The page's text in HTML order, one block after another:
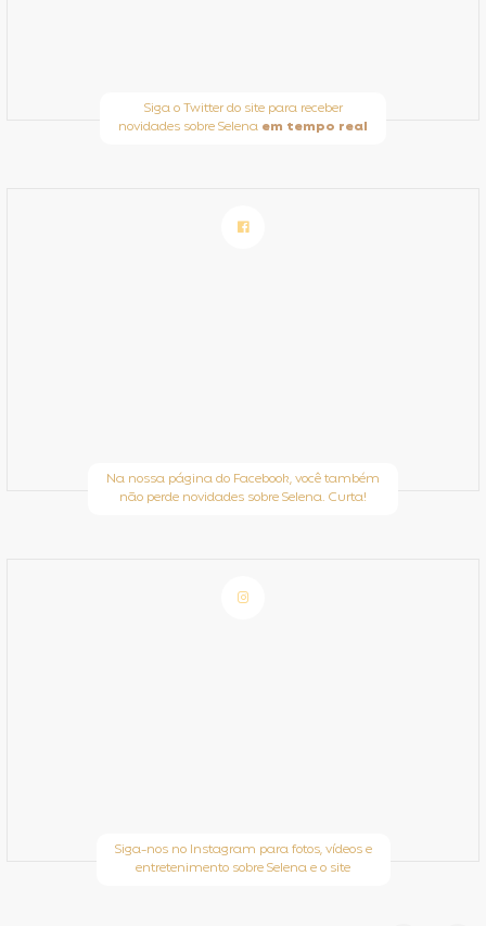
Siga o Twitter do site para receber
novidades sobre Selena em tempo real
Na nossa página do Facebook, você também
não perde novidades sobre Selena. Curta!
Siga-nos no Instagram para fotos, vídeos e
entretenimento sobre Selena e o site